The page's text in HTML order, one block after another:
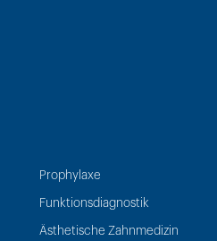
Prophylaxe
Funktionsdiagnostik
Ästhetische Zahnmedizin